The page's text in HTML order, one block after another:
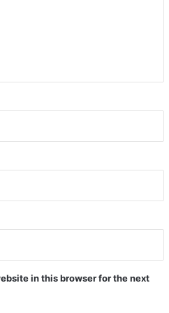
in this browser for the next